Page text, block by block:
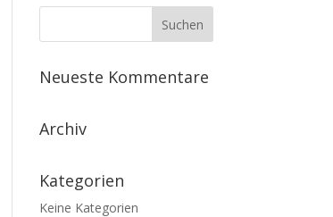
Neueste Kommentare
Archiv
Kategorien
Keine Kategorien